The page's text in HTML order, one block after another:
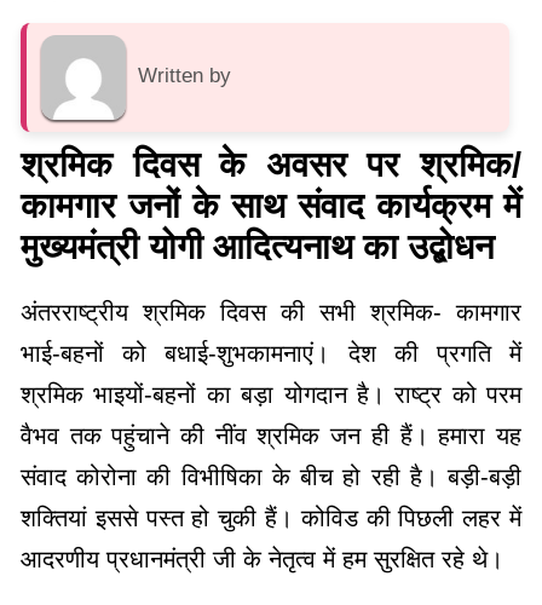
Written by
श्रमिक दिवस के अवसर पर श्रमिक/
कामगार जनों के साथ संवाद कार्यक्रम में
मुख्यमंत्री योगी आदित्यनाथ का उद्बोधन
अंतरराष्ट्रीय श्रमिक दिवस की सभी श्रमिक- कामगार
भाई-बहनों को बधाई-शुभकामनाएं। देश की प्रगति में
श्रमिक भाइयों-बहनों का बड़ा योगदान है। राष्ट्र को परम
वैभव तक पहुंचाने की नींव श्रमिक जन ही हैं। हमारा यह
संवाद कोरोना की विभीषिका के बीच हो रही है। बड़ी-बड़ी
शक्तियां इससे पस्त हो चुकी हैं। कोविड की पिछली लहर में
आदरणीय प्रधानमंत्री जी के नेतृत्व में हम सुरक्षित रहे थे।